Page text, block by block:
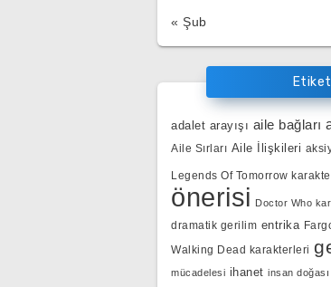
« Şub
adalet arayışı aile bağları
Aile Sırları Aile İlişkileri
Legends Of Tomorrow
önerisi Doctor Who
dramatik gerilim entrika
Walking Dead karakterleri
mücadelesi ihanet insan doğası